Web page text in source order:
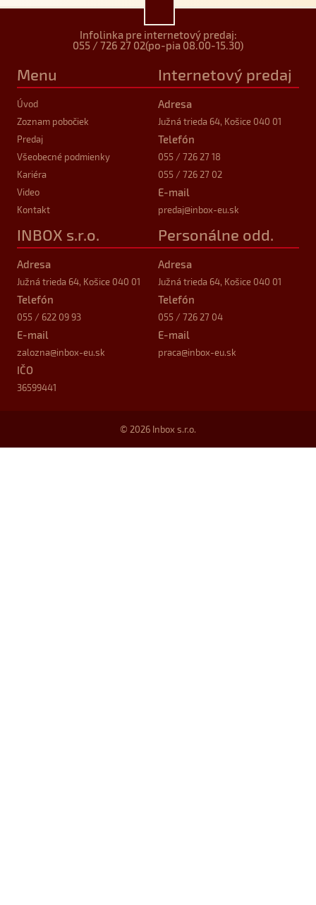
Infolinka pre internetový predaj:
055 / 726 27 02(po-pia 08.00-15.30)
Menu
Úvod
Zoznam pobočiek
Predaj
Všeobecné podmienky
Kariéra
Video
Kontakt
Internetový predaj
Adresa
Južná trieda 64, Košice 040 01
Telefón
055 / 726 27 18
055 / 726 27 02
E-mail
predaj@inbox-eu.sk
INBOX s.r.o.
Adresa
Južná trieda 64, Košice 040 01
Telefón
055 / 622 09 93
E-mail
zalozna@inbox-eu.sk
IČO
36599441
Personálne odd.
Adresa
Južná trieda 64, Košice 040 01
Telefón
055 / 726 27 04
E-mail
praca@inbox-eu.sk
© 2026 Inbox s.r.o.